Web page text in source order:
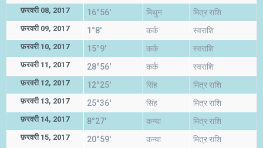
फ़रवरी 08, 2017 16°56' मिथुन मित्र राशि
फ़रवरी 09, 2017 1°8' कर्क स्वराशि
फ़रवरी 10, 2017 15°9' कर्क स्वराशि
फ़रवरी 11, 2017 28°56' कर्क स्वराशि
फ़रवरी 12, 2017 12°25' सिंह मित्र राशि
फ़रवरी 13, 2017 25°36' सिंह मित्र राशि
फ़रवरी 14, 2017 8°27' कन्या मित्र राशि
फ़रवरी 15, 2017 20°59' कन्या मित्र राशि